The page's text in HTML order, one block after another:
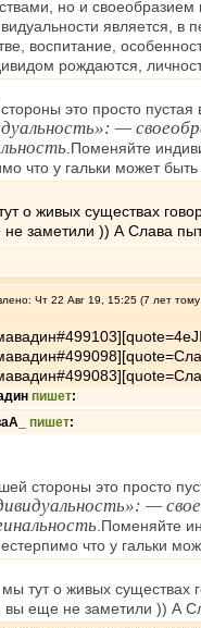
но и
является, в
воспитание,
рождаются,
это просто пустая
—
.Поменяйте
что у гальки может
о живых существах
заметили )) А Слава
Чт 22 Авг 19, 15:25 (7 лет
пишет:
пишет:
стороны это просто
—
.Поменяйте
что у гальки
тут о живых существах
вы еще не заметили )) А